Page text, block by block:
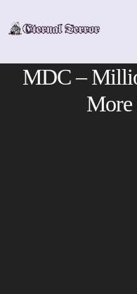
MDC –
More